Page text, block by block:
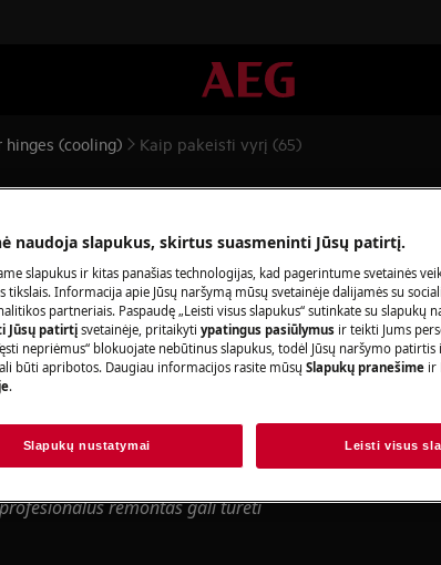
hinges (cooling) Kaip pakeisti vyrį (65)
ir atjunkite maitinimo kištuką iš lizdo.
prietaisus reikia perkelti
remontas gali turėti
naudoja slapukus, skirtus suasmeninti Jūsų patirtį.
slapukus ir kitas panašias technologijas, kad pagerintume svetainės
tikslais. Informacija apie Jūsų naršymą mūsų svetainėje dalijamės su
partneriais. Paspaudę „Leisti visus slapukus“ sutinkate su slapukų
Jūsų patirtįsvetainėje, pritaikyti ypatingus pasiūlymus ir teikti Jums
nepriėmus“ blokuojate nebūtinus slapukus, todėl Jūsų naršymo
būti apribotos. Daugiau informacijos rasite mūsų Slapukų pranešime ir
.
Slapukų nustatymai Leisti visus